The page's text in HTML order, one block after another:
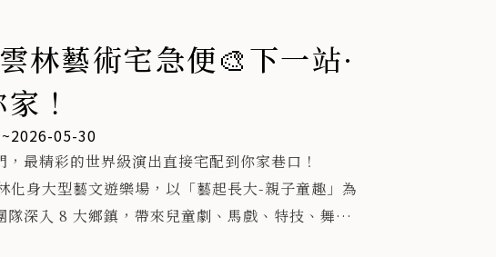
唯一‧森林
Happy Hour
環境教育‧
由冷轉暖的光影層次。
畫面以直式標題置中，強化視覺
的聚焦與指引性，
讓「走進濕地」不只是文字，而
是一種向內延伸的行
動方向，引導觀者的視線往畫面
深處移動。
林藝術宅急便🎨下一站·
！
05-30
最精彩的世界級演出直接宅配到你家巷口！
化身大型藝文遊樂場，以「藝起長大-親子童趣」為
隊深入 8 大鄉鎮，帶來兒童劇、馬戲、特技、舞蹈